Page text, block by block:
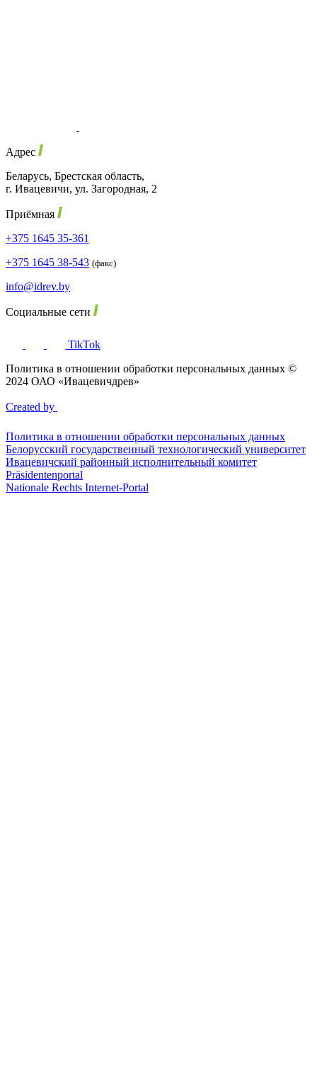
Адрес
Беларусь, Брестская область,
г. Ивацевичи, ул. Загородная, 2
Приёмная
+375 1645 35-361
+375 1645 38-543 (факс)
info@idrev.by
Социальные сети
TikTok
Политика в отношении обработки персональных данных ©
2024 ОАО «Ивацевичдрев»
Created by
Политика в отношении обработки персональных данных
Белорусский государственный технологический университет
Ивацевичский районный исполнительный комитет
Präsidentenportal
Nationale Rechts Internet-Portal